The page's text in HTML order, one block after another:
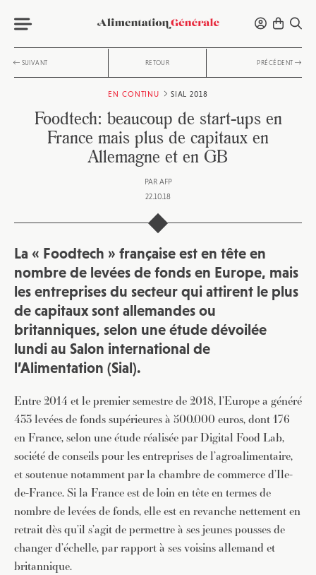
SUIVANT RETOUR PRÉCÉDENT
EN CONTINU SIAL 2018
Foodtech: beaucoup de start-ups en
France mais plus de capitaux en
Allemagne et en GB
PAR AFP
22.10.18
La « Foodtech » française est en tête en
nombre de levées de fonds en Europe, mais
les entreprises du secteur qui attirent le plus
de capitaux sont allemandes ou
britanniques, selon une étude dévoilée
lundi au Salon international de
l’Alimentation (Sial).
Entre 2014 et le premier semestre de 2018, l’Europe a généré
433 levées de fonds supérieures à 500.000 euros, dont 176
en France, selon une étude réalisée par Digital Food Lab,
société de conseils pour les entreprises de l’agroalimentaire,
et soutenue notamment par la chambre de commerce d’Ile-
de-France. Si la France est de loin en tête en termes de
nombre de levées de fonds, elle est en revanche nettement en
retrait dès qu’il s’agit de permettre à ses jeunes pousses de
changer d’échelle, par rapport à ses voisins allemand et
britannique.